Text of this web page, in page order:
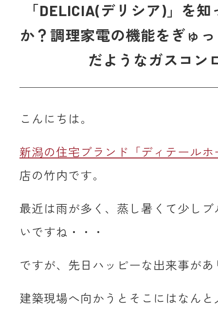
「DELICIA(デリシア)」を
か？調理家電の機能をぎゅ
だようなガスコン
こんにちは。
新潟の住宅ブランド「ディテールホ
店の竹内です。
最近は雨が多く、蒸し暑くて少し
いですね・・・
ですが、先日ハッピーな出来事が
建築現場へ向かうとそこにはなん